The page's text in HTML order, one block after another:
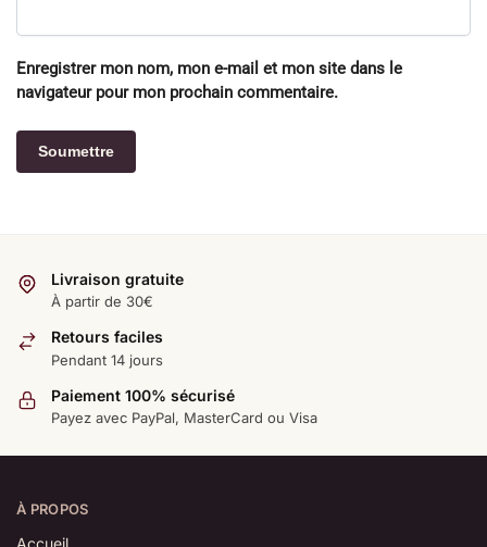
Enregistrer mon nom, mon e-mail et mon site dans le
navigateur pour mon prochain commentaire.
Livraison gratuite
À partir de 30€
Retours faciles
Pendant 14 jours
Paiement 100% sécurisé
Payez avec PayPal, MasterCard ou Visa
À PROPOS
Accueil